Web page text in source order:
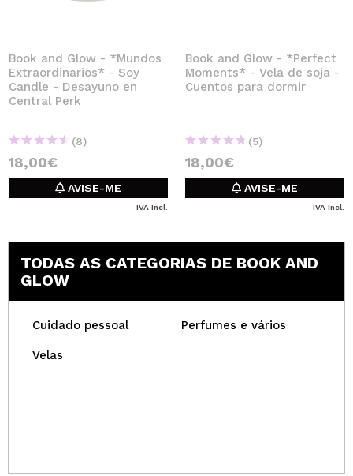
Book and Glow - *Mundos
Extraordinarios* - Soy
Candle - Desayuno en
Central Perk
(8)
18,00€
AVISE-ME
IVA Incl.
Book and Glow - *Perfect
Moments* - Vela de soja -
Cuentos para dormir
(5)
18,00€
AVISE-ME
IVA Incl.
TODAS AS CATEGORIAS DE BOOK AND
GLOW
Cuidado pessoal Perfumes e vários
Velas